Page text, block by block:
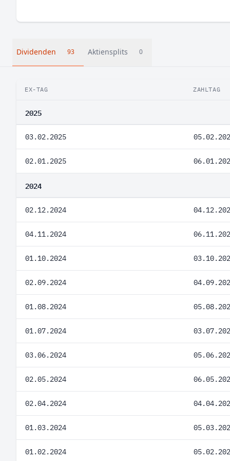
Dividenden 93 Aktiensplits 0
EX-TAG ZAHLTAG
2025
03.02.2025
02.01.2025
2024
02.12.2024
04.11.2024
01.10.2024
02.09.2024
01.08.2024
01.07.2024
03.06.2024
02.05.2024
02.04.2024
01.03.2024
01.02.2024